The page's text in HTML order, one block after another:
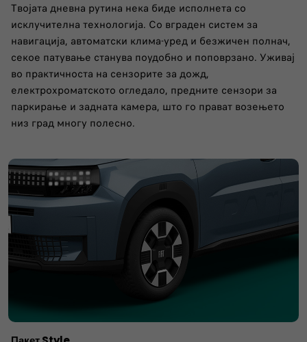
Твојата дневна рутина нека биде исполнета со
исклучителна технологија. Со вграден систем за
навигација, автоматски клима-уред и безжичен полнач,
секое патување станува поудобно и поповрзано. Уживај
во практичноста на сензорите за дожд,
електрохроматското огледало, предните сензори за
паркирање и задната камера, што го прават возењето
низ град многу полесно.